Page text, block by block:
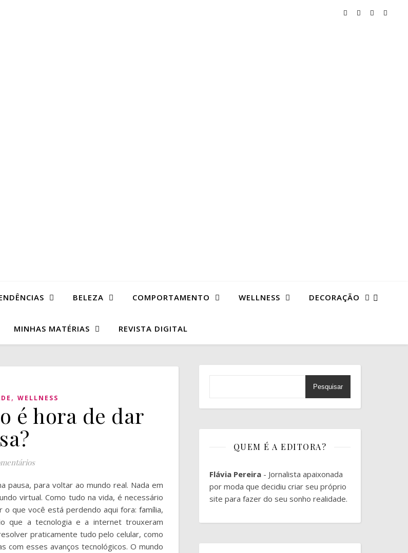
BELEZA COMPORTAMENTO WELLNESS DECORAÇÃO
MINHAS MATÉRIAS REVISTA DIGITAL
, WELLNESS
é hora de dar
pausa, para voltar ao mundo real. Nada em
virtual. Como tudo na vida, é necessário
que você está perdendo aqui fora: família,
que a tecnologia e a internet trouxeram
praticamente tudo pelo celular, como
com esses avanços tecnológicos. O mundo
Pesquisar
QUEM É A EDITORA?
Flávia Pereira - Jornalista apaixonada
por moda que decidiu criar seu próprio
site para fazer do seu sonho realidade.